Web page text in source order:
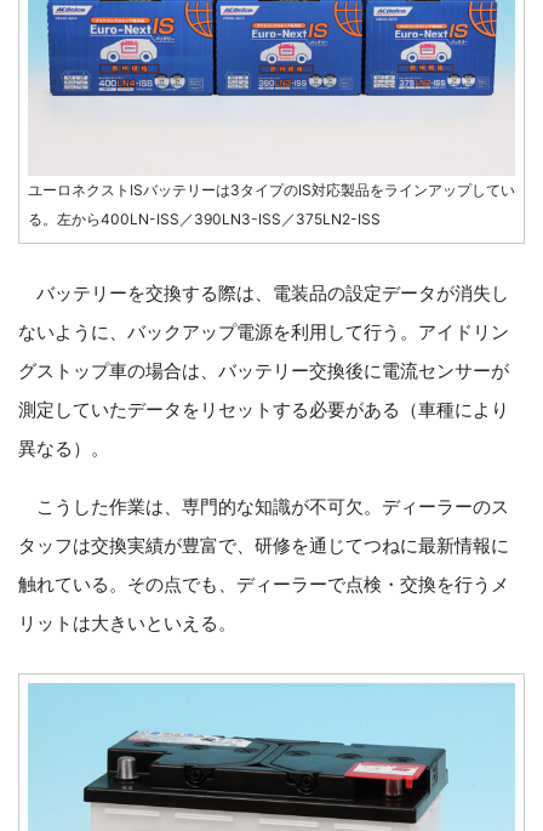
ユーロネクストISバッテリーは3タイプのIS対応製品をラインアップしてい
る。左から400LN-ISS／390LN3-ISS／375LN2-ISS
バッテリーを交換する際は、電装品の設定データが消失し
ないように、バックアップ電源を利用して行う。アイドリン
グストップ車の場合は、バッテリー交換後に電流センサーが
測定していたデータをリセットする必要がある（車種により
異なる）。
こうした作業は、専門的な知識が不可欠。ディーラーのス
タッフは交換実績が豊富で、研修を通じてつねに最新情報に
触れている。その点でも、ディーラーで点検・交換を行うメ
リットは大きいといえる。